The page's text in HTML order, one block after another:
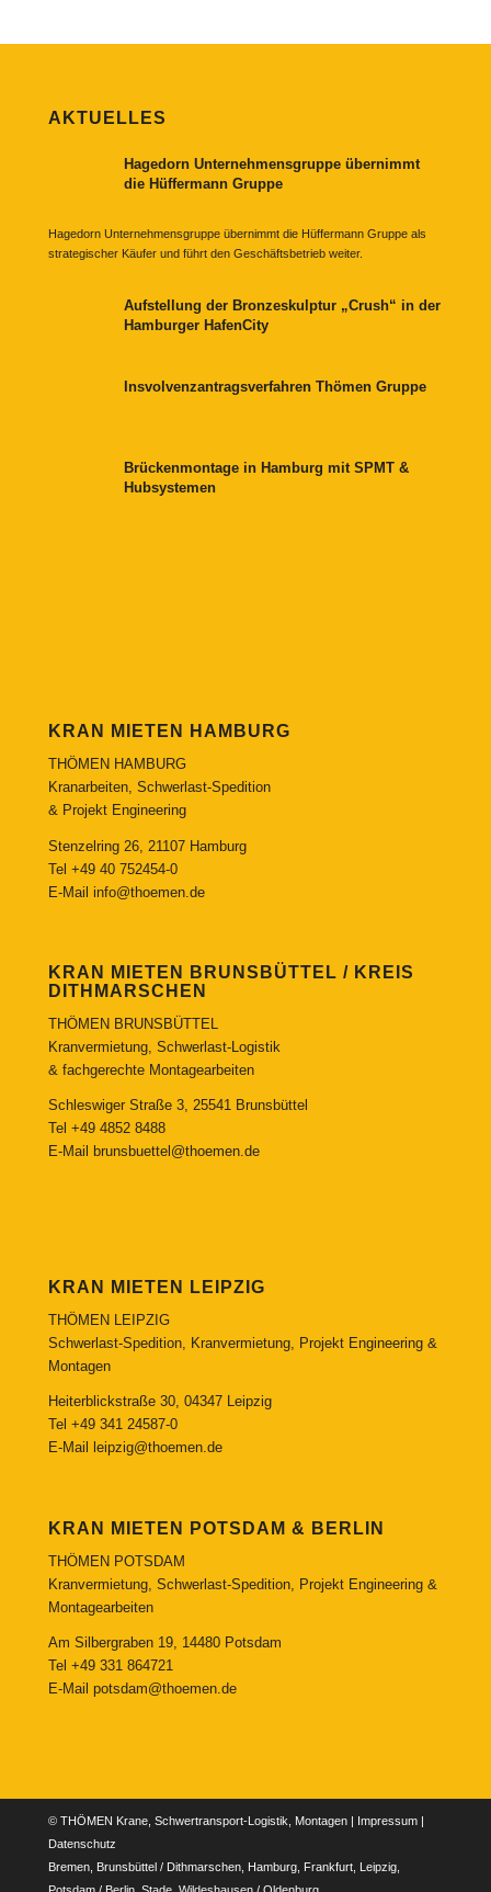
AKTUELLES
Hagedorn Unternehmensgruppe übernimmt
die Hüffermann Gruppe
Hagedorn Unternehmensgruppe übernimmt die Hüffermann Gruppe als
strategischer Käufer und führt den Geschäftsbetrieb weiter.
Aufstellung der Bronzeskulptur „Crush“ in der
Hamburger HafenCity
Insvolvenzantragsverfahren Thömen Gruppe
Brückenmontage in Hamburg mit SPMT &
Hubsystemen
KRAN MIETEN HAMBURG
THÖMEN HAMBURG
Kranarbeiten, Schwerlast-Spedition
& Projekt Engineering
Stenzelring 26, 21107 Hamburg
Tel +49 40 752454-0
E-Mail info@thoemen.de
KRAN MIETEN BRUNSBÜTTEL / KREIS
DITHMARSCHEN
THÖMEN BRUNSBÜTTEL
Kranvermietung, Schwerlast-Logistik
& fachgerechte Montagearbeiten
Schleswiger Straße 3, 25541 Brunsbüttel
Tel +49 4852 8488
E-Mail
brunsbuettel@thoemen.de
KRAN MIETEN LEIPZIG
THÖMEN LEIPZIG
Schwerlast-Spedition, Kranvermietung, Projekt Engineering &
Montagen
Heiterblickstraße 30, 04347 Leipzig
Tel +49 341 24587-0
E-Mail
leipzig@thoemen.de
KRAN MIETEN POTSDAM & BERLIN
THÖMEN POTSDAM
Kranvermietung, Schwerlast-Spedition, Projekt Engineering &
Montagearbeiten
Am Silbergraben 19, 14480 Potsdam
Tel +49 331 864721
E-Mail potsdam@thoemen.de
© THÖMEN Krane, Schwertransport-Logistik, Montagen | Impressum|
Datenschutz
Bremen, Brunsbüttel / Dithmarschen, Hamburg, Frankfurt, Leipzig,